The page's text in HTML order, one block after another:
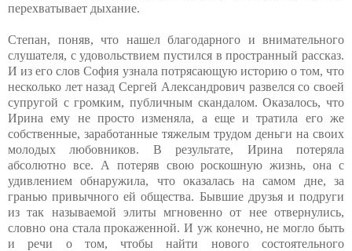
перехватывает дыхание.
Степан, поняв, что нашел благодарного и внимательного
слушателя, с удовольствием пустился в пространный рассказ.
И из его слов София узнала потрясающую историю о том, что
несколько лет назад Сергей Александрович развелся со своей
супругой с громким, публичным скандалом. Оказалось, что
Ирина ему не просто изменяла, а еще и тратила его же
собственные, заработанные тяжелым трудом деньги на своих
молодых любовников. В результате, Ирина потеряла
абсолютно все. А потеряв свою роскошную жизнь, она с
удивлением обнаружила, что оказалась на самом дне, за
гранью привычного ей общества. Бывшие друзья и подруги
из так называемой элиты мгновенно от нее отвернулись,
словно она стала прокаженной. И уж конечно, не могло быть
и речи о том, чтобы найти нового состоятельного